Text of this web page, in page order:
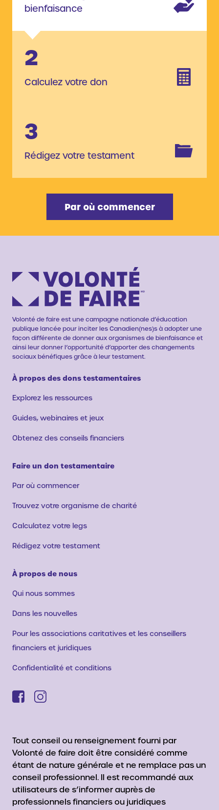
bienfaisance
2
Calculez votre don
3
Rédigez votre testament
Par où commencer
Volonté de faire est une campagne nationale d’éducation
publique lancée pour inciter les Canadien(nes)s à adopter une
façon différente de donner aux organismes de bienfaisance et
ainsi leur donner l’opportunité d’apporter des changements
sociaux bénéfiques grâce à leur testament.
À propos des dons testamentaires
Explorez les ressources
Guides, webinaires et jeux
Obtenez des conseils financiers
Faire un don testamentaire
Par où commencer
Trouvez votre organisme de charité
Calculatez votre legs
Rédigez votre testament
À propos de nous
Qui nous sommes
Dans les nouvelles
Pour les associations caritatives et les conseillers
financiers et juridiques
Confidentialité et conditions
Tout conseil ou renseignement fourni par
Volonté de faire doit être considéré comme
étant de nature générale et ne remplace pas un
conseil professionnel. Il est recommandé aux
utilisateurs de s’informer auprès de
professionnels financiers ou juridiques